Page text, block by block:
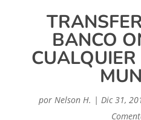
BANCO
por Nelson H. | Dic 31,